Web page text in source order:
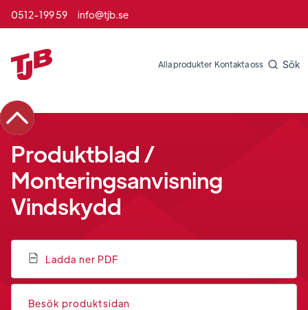
0512-199 59 info@tjb.se
Alla produkter Kontakta oss Sök
Produktblad /
Monteringsanvisning
Vindskydd
Ladda ner PDF
Besök produktsidan